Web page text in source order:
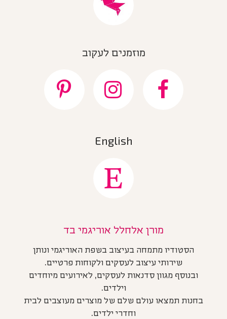
מוזמנים לעקוב
English
מורן אלחלל אוריגמי בד
הסטודיו מתמחה בעיצוב בשפת האוריגמי ונותן
שירותי עיצוב לעסקים ולקוחות פרטיים.
ובנוסף מגוון סדנאות לעסקים, לאירועים מיוחדים
וילדים.
בחנות תמצאו עולם שלם של מוצרים מעוצבים לבית
וחדרי ילדים.